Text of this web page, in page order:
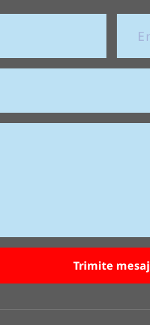
Trimite mesaj